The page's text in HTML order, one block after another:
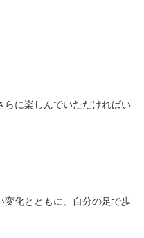
らに楽しんでいただければい
変化とともに、自分の足で歩